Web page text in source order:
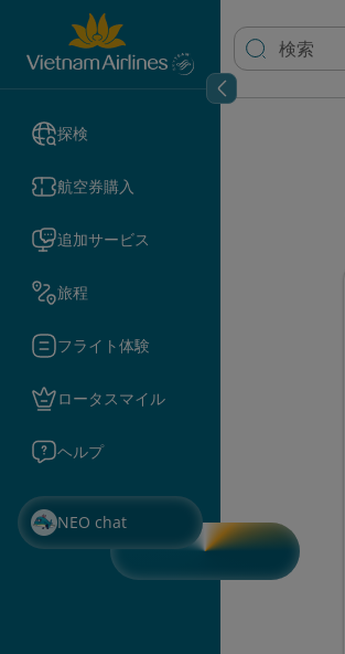
探検
航空券購入
追加サービス
旅程
フライト体験
ロータスマイル
ヘルプ
NEO chat